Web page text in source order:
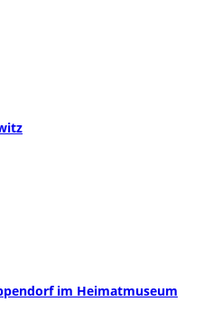
im Heimatmuseum